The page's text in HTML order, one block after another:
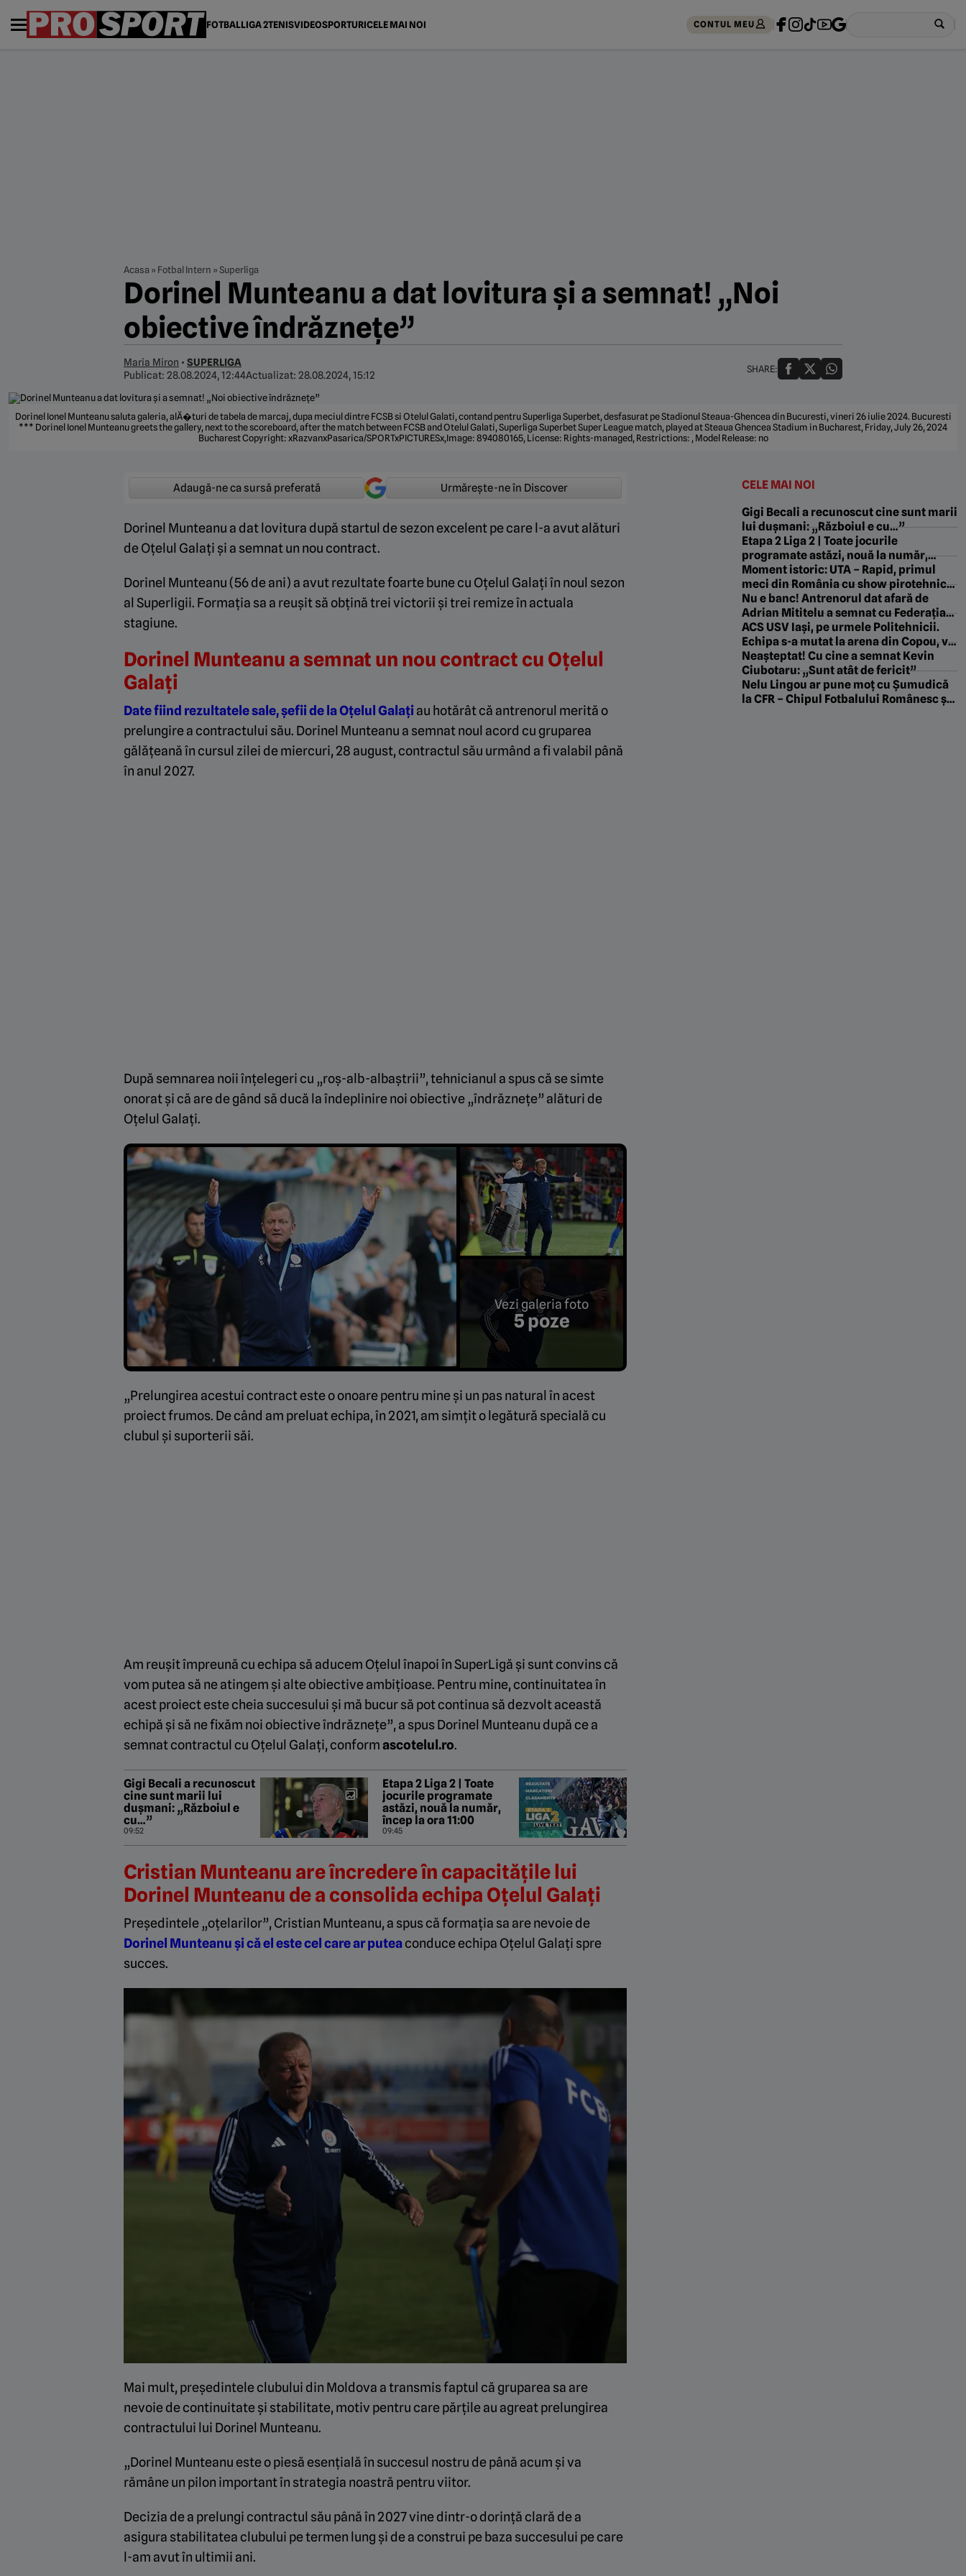
FOTBALLIGA 2TENISVIDEOSPORTURICELE MAI NOI CONTUL MEU
Acasa » Fotbal Intern »Superliga
Dorinel Munteanu a dat lovitura și a semnat! „Noi
obiective îndrăznețe”
Maria Miron • SUPERLIGA
Publicat: 28.08.2024, 12:44Actualizat: 28.08.2024, 15:12
SHARE:
Dorinel Ionel Munteanu saluta galeria, alÄ�turi de tabela de marcaj, dupa meciul dintre FCSB si Otelul Galati, contand pentru Superliga Superbet, desfasurat pe Stadionul Steaua-Ghencea din Bucuresti, vineri 26 iulie 2024. Bucuresti
*** Dorinel Ionel Munteanu greets the gallery, next to the scoreboard, after the match between FCSB and Otelul Galati, Superliga Superbet Super League match, played at Steaua Ghencea Stadium in Bucharest, Friday, July 26, 2024
Bucharest Copyright: xRazvanxPasarica/SPORTxPICTURESx,Image: 894080165, License: Rights-managed, Restrictions: , Model Release: no
Adaugă-ne ca sursă preferată Urmărește-ne în Discover
Dorinel Munteanu a dat lovitura după startul de sezon excelent pe care l-a avut alături
de Oțelul Galați și a semnat un nou contract.
Dorinel Munteanu (56 de ani) a avut rezultate foarte bune cu Oțelul Galați în noul sezon
al Superligii. Formația sa a reușit să obțină trei victorii și trei remize în actuala
stagiune.
Dorinel Munteanu a semnat un nou contract cu Oțelul
Galați
Date fiind rezultatele sale, șefii de la Oțelul Galațiau hotărât că antrenorul merită o
prelungire a contractului său. Dorinel Munteanu a semnat noul acord cu gruparea
gălățeană în cursul zilei de miercuri, 28 august, contractul său urmând a fi valabil până
în anul 2027.
După semnarea noii înțelegeri cu „roș-alb-albaștrii”, tehnicianul a spus că se simte
onorat și că are de gând să ducă la îndeplinire noi obiective „îndrăznețe” alături de
Oțelul Galați.
Vezi galeria foto
5 poze
„Prelungirea acestui contract este o onoare pentru mine și un pas natural în acest
proiect frumos. De când am preluat echipa, în 2021, am simțit o legătură specială cu
clubul și suporterii săi.
Am reușit împreună cu echipa să aducem Oțelul înapoi în SuperLigă și sunt convins că
vom putea să ne atingem și alte obiective ambițioase. Pentru mine, continuitatea în
acest proiect este cheia succesului și mă bucur să pot continua să dezvolt această
echipă și să ne fixăm noi obiective îndrăznețe”, a spus Dorinel Munteanu după ce a
semnat contractul cu Oțelul Galați, conformascotelul.ro.
Gigi Becali a recunoscut
cine sunt marii lui
dușmani: „Războiul e
cu…”
09:52
Etapa 2 Liga 2 | Toate
jocurile programate
astăzi, nouă la număr,
încep la ora 11:00
09:45
Cristian Munteanu are încredere în capacitățile lui
Dorinel Munteanu de a consolida echipa Oțelul Galați
Președintele „oțelarilor”, Cristian Munteanu, a spus că formația sa are nevoie de
Dorinel Munteanu și că el este cel care ar puteaconduce echipa Oțelul Galați spre
succes.
Mai mult, președintele clubului din Moldova a transmis faptul că gruparea sa are
nevoie de continuitate și stabilitate, motiv pentru care părțile au agreat prelungirea
contractului lui Dorinel Munteanu.
„Dorinel Munteanu este o piesă esențială în succesul nostru de până acum și va
rămâne un pilon important în strategia noastră pentru viitor.
Decizia de a prelungi contractul său până în 2027 vine dintr-o dorință clară de a
asigura stabilitatea clubului pe termen lung și de a construi pe baza succesului pe care
l-am avut în ultimii ani.
CELE MAI NOI
Gigi Becali a recunoscut cine sunt marii
lui dușmani: „Războiul e cu…”
Etapa 2 Liga 2 | Toate jocurile
programate astăzi, nouă la număr,
încep la ora 11:00
Moment istoric: UTA – Rapid, primul
meci din România cu show pirotehnic
LEGAL
Nu e banc! Antrenorul dat afară de
Adrian Mititelu a semnat cu Federația
Italiană de Fotbal pentru naționala U16
ACS USV Iași, pe urmele Politehnicii.
Echipa s-a mutat la arena din Copou, va
juca pe ”Emil Alexandrescu” și ar
putea evolua în campionat în alb-
albastru
Neașteptat! Cu cine a semnat Kevin
Ciubotaru: „Sunt atât de fericit”
Nelu Lingou ar pune moț cu Șumudică
la CFR – Chipul Fotbalului Românesc și